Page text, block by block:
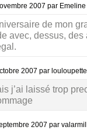
2007 par Emeline
de mon
avec, dessus,
2007 par
j’ai laissé trop
2007 par